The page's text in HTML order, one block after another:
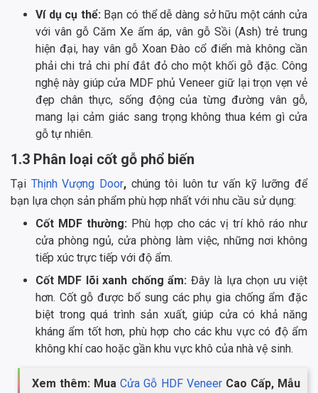
Ví dụ cụ thể: Bạn có thể dễ dàng sở hữu một cánh cửa
với vân gỗ Căm Xe ấm áp, vân gỗ Sồi (Ash) trẻ trung
hiện đại, hay vân gỗ Xoan Đào cổ điển mà không cần
phải chi trả chi phí đắt đỏ cho một khối gỗ đặc. Công
nghệ này giúp cửa MDF phủ Veneer giữ lại trọn vẹn vẻ
đẹp chân thực, sống động của từng đường vân gỗ,
mang lại cảm giác sang trọng không thua kém gì cửa
gỗ tự nhiên.
1.3 Phân loại cốt gỗ phổ biến
Tại Thịnh Vượng Door,chúng tôi luôn tư vấn kỹ lưỡng để
bạn lựa chọn sản phẩm phù hợp nhất với nhu cầu sử dụng:
Cốt MDF thường: Phù hợp cho các vị trí khô ráo như
cửa phòng ngủ, cửa phòng làm việc, những nơi không
tiếp xúc trực tiếp với độ ẩm.
Cốt MDF lõi xanh chống ẩm: Đây là lựa chọn ưu việt
hơn. Cốt gỗ được bổ sung các phụ gia chống ẩm đặc
biệt trong quá trình sản xuất, giúp cửa có khả năng
kháng ẩm tốt hơn, phù hợp cho các khu vực có độ ẩm
không khí cao hoặc gần khu vực khô của nhà vệ sinh.
Xem thêm: MuaCửa Gỗ HDF VeneerCao Cấp, Mẫu